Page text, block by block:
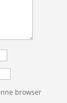
browser